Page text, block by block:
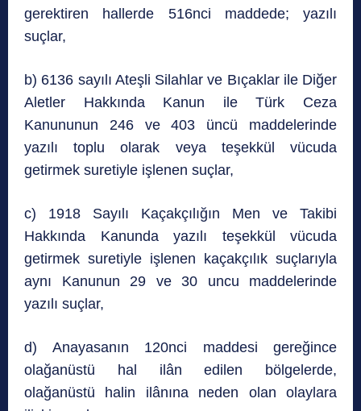
gerektiren hallerde 516nci maddede; yazılı
suçlar,
b) 6136 sayılı Ateşli Silahlar ve Bıçaklar ile Diğer
Aletler Hakkında Kanun ile Türk Ceza
Kanununun 246 ve 403 üncü maddelerinde
yazılı toplu olarak veya teşekkül vücuda
getirmek suretiyle işlenen suçlar,
c) 1918 Sayılı Kaçakçılığın Men ve Takibi
Hakkında Kanunda yazılı teşekkül vücuda
getirmek suretiyle işlenen kaçakçılık suçlarıyla
aynı Kanunun 29 ve 30 uncu maddelerinde
yazılı suçlar,
d) Anayasanın 120nci maddesi gereğince
olağanüstü hal ilân edilen bölgelerde,
olağanüstü halin ilânına neden olan olaylara